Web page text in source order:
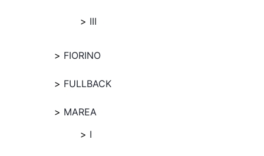
III
FIORINO
FULLBACK
MAREA
I